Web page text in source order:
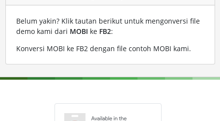
Belum yakin? Klik tautan berikut untuk mengonversi file
demo kami dari MOBI ke FB2:
Konversi MOBI ke FB2 dengan file contoh MOBI kami.